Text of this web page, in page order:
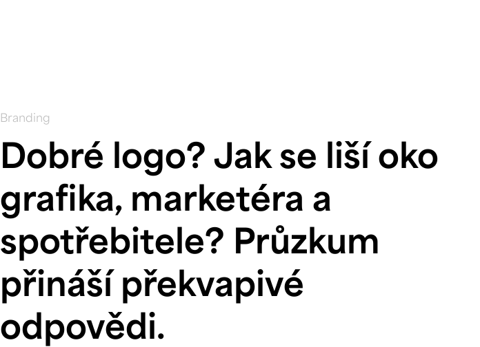
Branding
Dobré logo? Jak se liší oko
grafika, marketéra a
spotřebitele? Průzkum
přináší překvapivé
odpovědi.